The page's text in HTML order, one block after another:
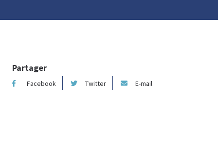
Partager
Facebook Twitter E-mail